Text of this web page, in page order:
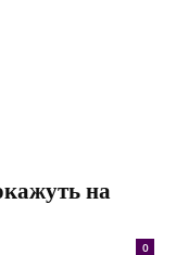
на
0